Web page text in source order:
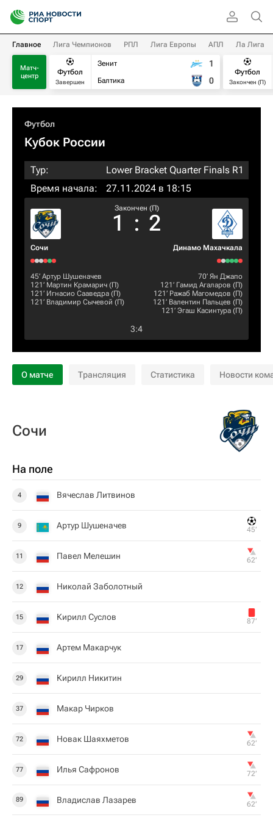
Главное Лига Чемпионов РПЛ Лига Европы АПЛ Ла Лига
Матч-
центр
Футбол
Завершен
Зенит
Балтика
1
0
Футбол
Закончен (П)
Футбол
Кубок России
Тур:
Lower Bracket Quarter Finals R1
Время начала:
27.11.2024 в 18:15
Сочи
Закончен (П)
1 : 2
Динамо Махачкала
45‎’‎ Артур Шушеначев
121‎’‎ Мартин Крамарич (П)
121‎’‎ Игнасио Сааведра (П)
121‎’‎ Владимир Сычевой (П)
70‎’‎ Ян Джапо
121‎’‎ Гамид Агаларов (П)
121‎’‎ Ражаб Магомедов (П)
121‎’‎ Валентин Пальцев (П)
121‎’‎ Эгаш Касинтура (П)
3:4
О матче Трансляция Статистика Новости
Сочи
На поле
4 Вячеслав Литвинов
9 Артур Шушеначев 45‎’‎
11 Павел Мелешин 62‎’‎
12 Николай Заболотный
15 Кирилл Суслов 87‎’‎
17 Артем Макарчук
29 Кирилл Никитин
37 Макар Чирков
72 Новак Шаяхметов 62‎’‎
77 Илья Сафронов 72‎’‎
89 Владислав Лазарев 62‎’‎